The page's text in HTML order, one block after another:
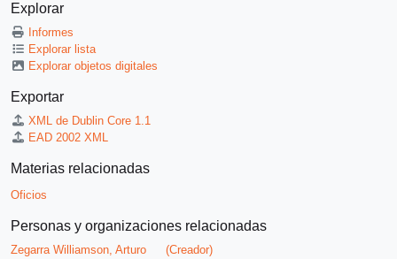
Explorar
Informes
Explorar lista
Explorar objetos digitales
Exportar
XML de Dublin Core 1.1
EAD 2002 XML
Materias relacionadas
Oficios
Personas y organizaciones relacionadas
Zegarra Williamson, Arturo
(Creador)